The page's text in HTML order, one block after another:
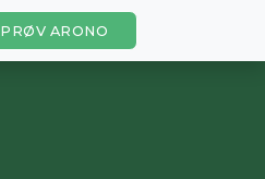
PRØV ARONO